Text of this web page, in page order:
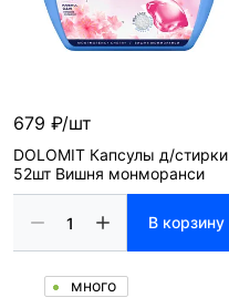
679 ₽/шт
DOLOMIT Капсулы д/стирки
52шт Вишня монморанси
В корзину
много